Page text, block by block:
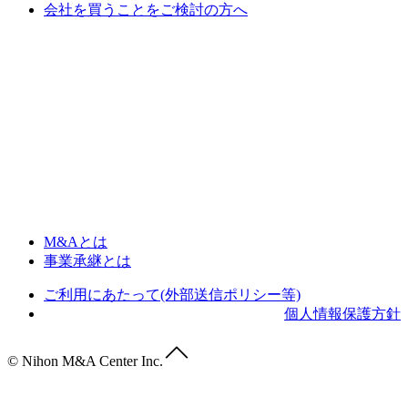
会社を買うことをご検討の方へ
M&Aとは
事業承継とは
ご利用にあたって(外部送信ポリシー等)
個人情報保護方針
© Nihon M&A Center Inc.